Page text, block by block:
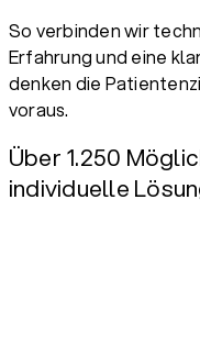
So verbinden wir
Erfahrung und eine
denken die
voraus.
Über 1.250
individuelle